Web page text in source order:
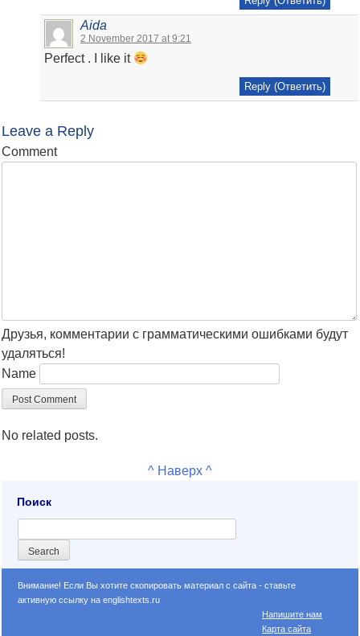
Aida
2 November 2017 at 9:21
Perfect . I like it
Reply (Ответить)
Leave a Reply
Comment
Друзья, комментарии с грамматическими ошибками будут
удаляться!
Name
No related posts.
^ Наверх ^
Поиск
Внимание! Если Вы хотите скопировать материал с сайта - ставьте
активную ссылку на englishtexts.ru
Напишите нам
Карта сайта